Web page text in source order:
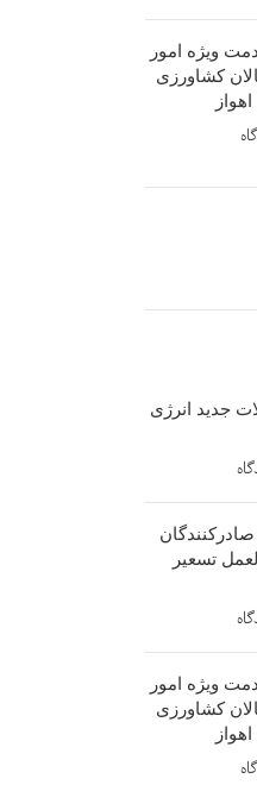
ویژه امور
کشاورزی
جدید انرژی
تسعیر
ویژه امور
کشاورزی